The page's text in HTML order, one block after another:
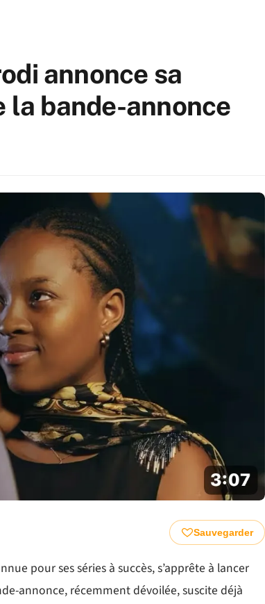
annonce sa
la bande-annonce
Sauvegarder
pour ses séries à succès, s’apprête à lancer
annonce, récemment dévoilée, suscite déjà